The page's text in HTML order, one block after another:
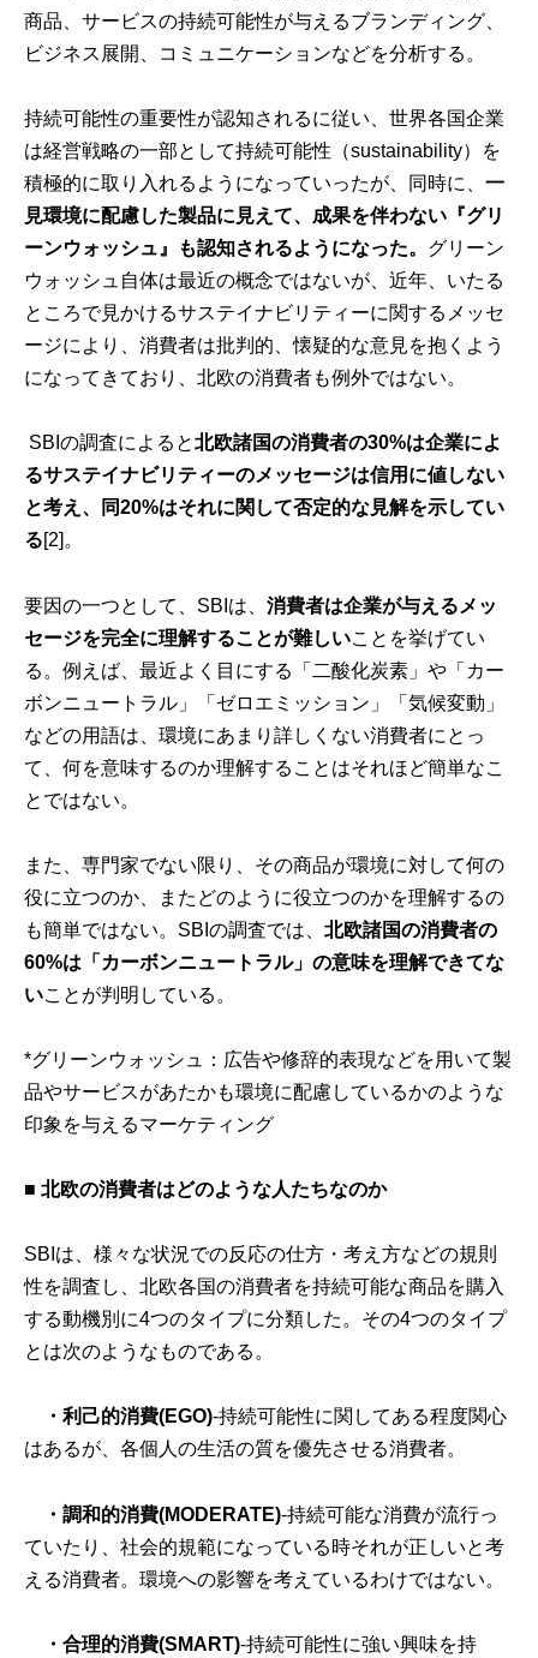
商品、サービスの持続可能性が与えるブランディング、
ビジネス展開、コミュニケーションなどを分析する。
持続可能性の重要性が認知されるに従い、世界各国企業
は経営戦略の一部として持続可能性（sustainability）を
積極的に取り入れるようになっていったが、同時に、一
見環境に配慮した製品に見えて、成果を伴わない『グリ
ーンウォッシュ』も認知されるようになった。 グリーン
ウォッシュ自体は最近の概念ではないが、近年、いたる
ところで見かけるサステイナビリティーに関するメッセ
ージにより、消費者は批判的、懐疑的な意見を抱くよう
になってきており、北欧の消費者も例外ではない。
SBIの調査によると北欧諸国の消費者の30%は企業によ
るサステイナビリティーのメッセージは信用に値しない
と考え、同20%はそれに関して否定的な見解を示してい
る[2] 。
要因の一つとして、SBIは、消費者は企業が与えるメッ
セージを完全に理解することが難しいことを挙げてい
る。例えば、最近よく目にする「二酸化炭素」や「カー
ボンニュートラル」「ゼロエミッション」「気候変動」
などの用語は、環境にあまり詳しくない消費者にとっ
て、何を意味するのか理解することはそれほど簡単なこ
とではない。
また、専門家でない限り、その商品が環境に対して何の
役に立つのか、またどのように役立つのかを理解するの
も簡単ではない。SBIの調査では、北欧諸国の消費者の
60%は「カーボンニュートラル」の意味を理解できてな
いことが判明している。
*グリーンウォッシュ：広告や修辞的表現などを用いて製
品やサービスがあたかも環境に配慮しているかのような
印象を与えるマーケティング
■ 北欧の消費者はどのような人たちなのか
SBIは、様々な状況での反応の仕方・考え方などの規則
性を調査し、北欧各国の消費者を持続可能な商品を購入
する動機別に4つのタイプに分類した。その4つのタイプ
とは次のようなものである。
・利己的消費(EGO)-持続可能性に関してある程度関心
はあるが、各個人の生活の質を優先させる消費者。
・調和的消費(MODERATE)-持続可能な消費が流行っ
ていたり、社会的規範になっている時それが正しいと考
える消費者。環境への影響を考えているわけではない。
・合理的消費(SMART)-持続可能性に強い興味を持